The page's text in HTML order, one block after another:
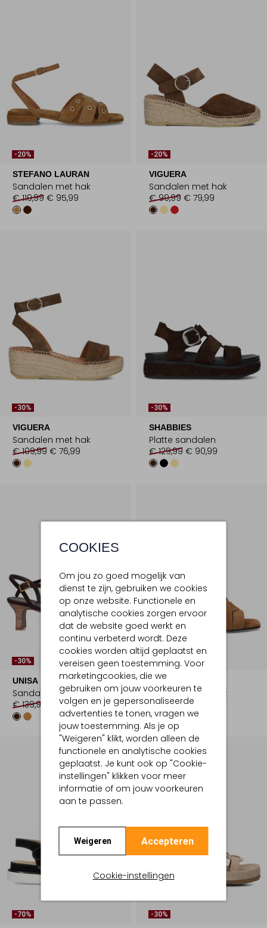
COOKIES
Om jou zo goed mogelijk van
dienst te zijn, gebruiken we cookies
op onze website. Functionele en
analytische cookies zorgen ervoor
dat de website goed werkt en
continu verbeterd wordt. Deze
cookies worden altijd geplaatst en
vereisen geen toestemming. Voor
marketingcookies, die we
gebruiken om jouw voorkeuren te
volgen en je gepersonaliseerde
advertenties te tonen, vragen we
jouw toestemming. Als je op
"Weigeren" klikt, worden alleen de
functionele en analytische cookies
geplaatst. Je kunt ook op "Cookie-
instellingen" klikken voor meer
informatie of om jouw voorkeuren
aan te passen.
Weigeren Accepteren
Cookie-instellingen
-20%
STEFANO LAURAN
Sandalen met hak
€ 119,99 € 95,99
-20%
VIGUERA
Sandalen met hak
€ 99,99 € 79,99
-30%
VIGUERA
Sandalen met hak
€ 109,99 € 76,99
-30%
SHABBIES
Platte sandalen
€ 129,99 € 90,99
-30%
UNISA
Sandalen met hak
€ 139,99
€ 97,99
-50%
STEFANO LAURAN
Sandalen met hak
€ 129,99 € 64,99
-70% -30%